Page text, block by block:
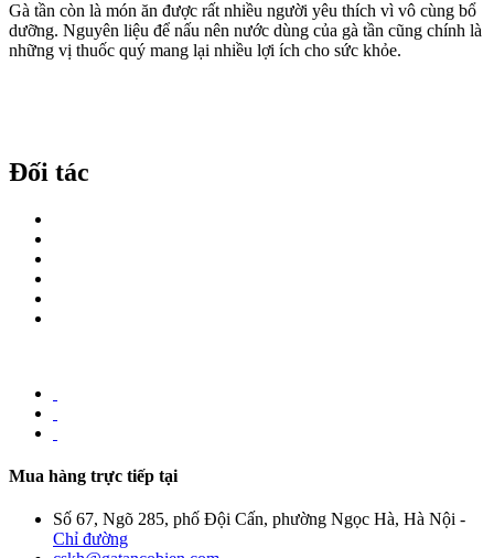
Gà tần còn là món ăn được rất nhiều người yêu thích vì vô cùng bổ
dưỡng. Nguyên liệu để nấu nên nước dùng của gà tần cũng chính là
những vị thuốc quý mang lại nhiều lợi ích cho sức khỏe.
Đối tác
Mua hàng trực tiếp tại
Số 67, Ngõ 285, phố Đội Cấn, phường Ngọc Hà, Hà Nội -
Chỉ đường